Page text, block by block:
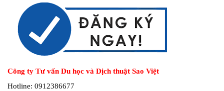
Công ty Tư vấn Du học và Dịch thuật Sao Việt
Hotline: 0912386677